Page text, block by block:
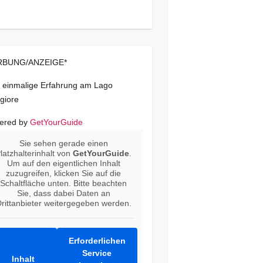
ANZEIGE*
einmalige Erfahrung am Lago
by GetYourGuide
Sie sehen gerade einen
vonGetYourGuide
Um auf den eigentlichen Inhalt
zuzugreifen, klicken Sie auf die
Schaltfläche unten. Bitte beachten
Sie, dass dabei Daten an
weitergegeben werden.
Inhalt
Erforderlichen
Service